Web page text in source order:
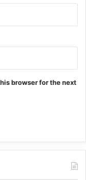
browser for the next